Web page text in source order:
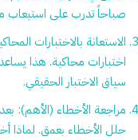
صباحاً تدرب على استيعاب
الاستعانة بالاختبارات
اختبارات محاكية. هذا
سياق الاختبار الحقيقي.
مراجعة الأخطاء (الأهم):
حلل الأخطاء بعمق.